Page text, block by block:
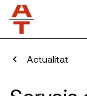
Actualitat